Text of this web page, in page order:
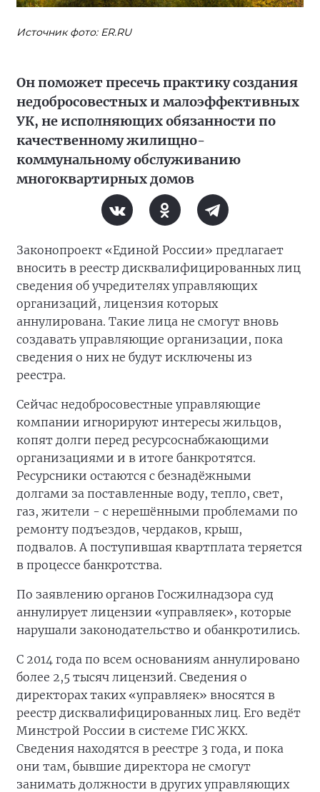
Источник фото: ER.RU
Он поможет пресечь практику создания
недобросовестных и малоэффективных
УК, не исполняющих обязанности по
качественному жилищно-
коммунальному обслуживанию
многоквартирных домов
Законопроект «Единой России» предлагает
вносить в реестр дисквалифицированных лиц
сведения об учредителях управляющих
организаций, лицензия которых
аннулирована. Такие лица не смогут вновь
создавать управляющие организации, пока
сведения о них не будут исключены из
реестра.
Сейчас недобросовестные управляющие
компании игнорируют интересы жильцов,
копят долги перед ресурсоснабжающими
организациями и в итоге банкротятся.
Ресурсники остаются с безнадёжными
долгами за поставленные воду, тепло, свет,
газ, жители - с нерешёнными проблемами по
ремонту подъездов, чердаков, крыш,
подвалов. А поступившая квартплата теряется
в процессе банкротства.
По заявлению органов Госжилнадзора суд
аннулирует лицензии «управляек», которые
нарушали законодательство и обанкротились.
С 2014 года по всем основаниям аннулировано
более 2,5 тысяч лицензий. Сведения о
директорах таких «управляек» вносятся в
реестр дисквалифицированных лиц. Его ведёт
Минстрой России в системе ГИС ЖКХ.
Сведения находятся в реестре 3 года, и пока
они там, бывшие директора не смогут
занимать должности в других управляющих